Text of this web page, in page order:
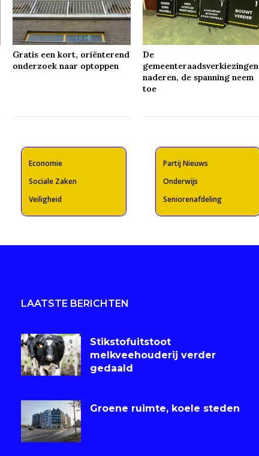
Gratis een kort, oriënterend
onderzoek naar optoppen
De
gemeenteraadsverkiezingen
naderen, de spanning neem
toe
Economie
Sociale Zaken
Veiligheid
Partij Nieuws
Onderwijs
Seniorenafdeling
LAATSTE BERICHTEN
Stikstofuitstoot
melkveehouderij verder
gedaald
Groene ruimte, koele steden